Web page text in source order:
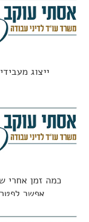
ייצוג
כמה זמן אחרי
אפשר לפטר